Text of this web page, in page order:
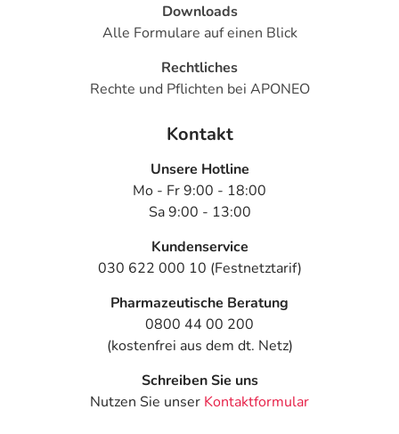
- Magnesiummangel
- Verschiebung des Säure-Basen-Gleichgewichts im Blut
zur saueren Seite (Azidose)
evtl. Auslösen eines Gichtanfalles
- Thrombozytopenie (Verminderung der Anzahl der
- Eosinophilie (erhöhte Anzahl an bestimmten weißen
- Agranulozytose (stark verminderte Anzahl bestimmter
grippeähnliche Symptome, wie: Fieber, Halsschmerzen,
Zahnfleisch- und Mundschleimhautentzündungen; bei
Auftreten bitte sofort einen Arzt aufsuchen.
- Muskelschwäche
- Muskelkrämpfe
Downloads
Alle Formulare auf einen Blick
Rechtliches
Rechte und Pflichten bei APONEO
Kontakt
Unsere Hotline
Mo - Fr 9:00 - 18:00
Sa 9:00 - 13:00
Kundenservice
030 622 000 10 (Festnetztarif)
Pharmazeutische Beratung
0800 44 00 200
(kostenfrei aus dem dt. Netz)
Schreiben Sie uns
Nutzen Sie unser Kontaktformular